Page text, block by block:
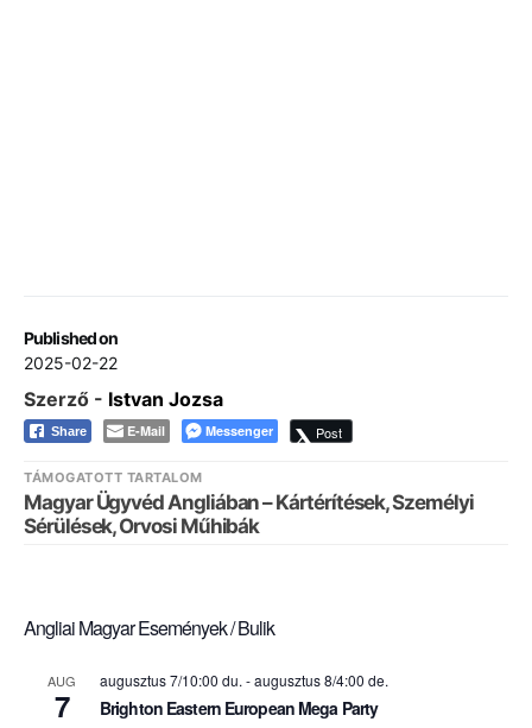
Published on
2025-02-22
Szerző - Istvan Jozsa
Share E-Mail Messenger Post
TÁMOGATOTT TARTALOM
Magyar Ügyvéd Angliában – Kártérítések, Személyi
Sérülések, Orvosi Műhibák
Angliai Magyar Események / Bulik
AUG
7
augusztus 7/10:00 du. -augusztus 8/4:00 de.
Brighton Eastern European Mega Party